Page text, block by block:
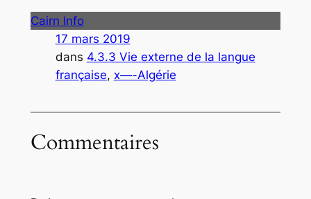
Cairn Info
17 mars 2019
dans 4.3.3 Vie externe de la langue
française, x—-Algérie
Commentaires